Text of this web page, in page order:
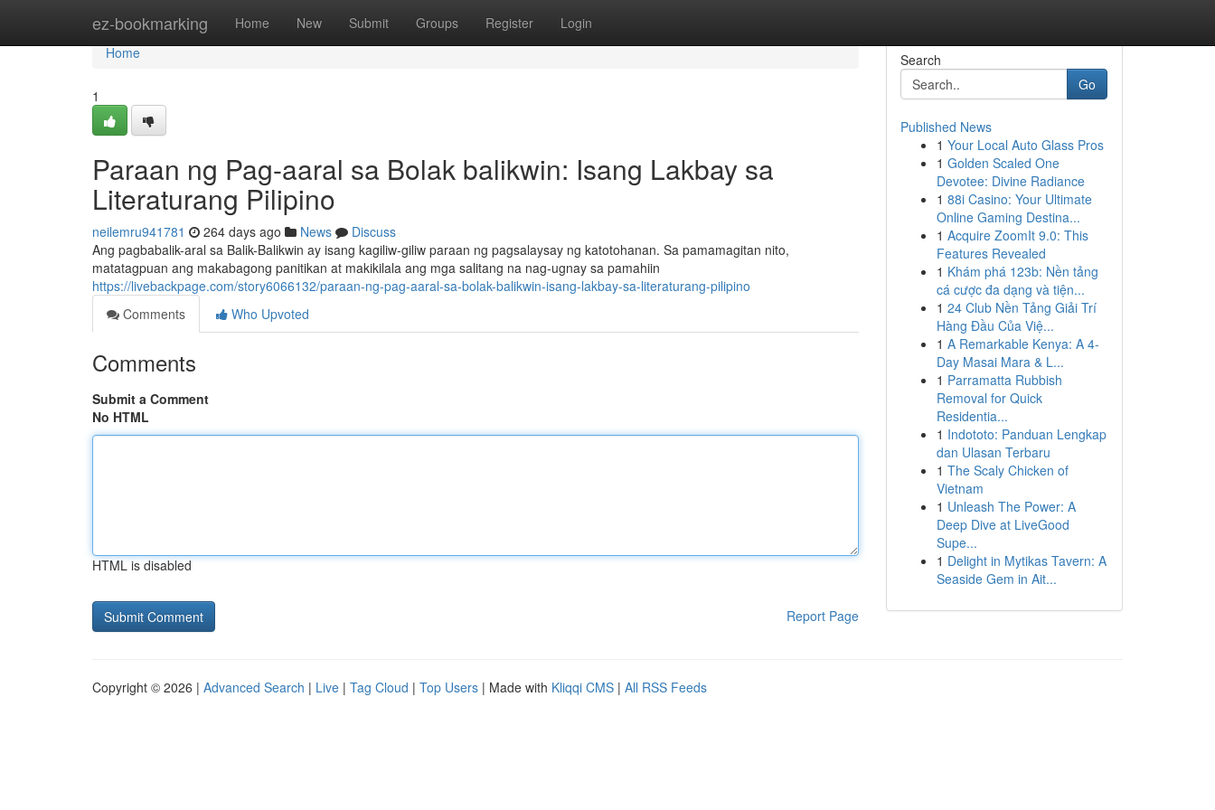
ez-bookmarking Home New Submit Groups Register Login
Home
Home
1
Paraan ng Pag-aaral sa Bolak balikwin: Isang Lakbay sa
Literaturang Pilipino
neilemru941781 264 days ago News
Discuss
Ang pagbabalik-aral sa Balik-Balikwin ay isang kagiliw-giliw paraan ng pagsalaysay ng katotohanan. Sa pamamagitan nito,
matatagpuan ang makabagong panitikan at makikilala ang mga salitang na nag-ugnay sa pamahiin
https://livebackpage.com/story6066132/paraan-ng-pag-aaral-sa-bolak-balikwin-isang-lakbay-sa-literaturang-pilipino
Comments
Who Upvoted
Comments
Submit a Comment
No HTML
HTML is disabled
Report Page
Search
Go
Published News
1 Your Local Auto Glass Pros
1 Golden Scaled One
Devotee: Divine Radiance
1 88i Casino: Your Ultimate
Online Gaming Destina...
1 Acquire ZoomIt 9.0: This
Features Revealed
1 Khám phá 123b: Nền tảng
cá cược đa dạng và tiện...
1 24 Club Nền Tảng Giải Trí
Hàng Đầu Của Việ...
1 A Remarkable Kenya: A 4-
Day Masai Mara & L...
1 Parramatta Rubbish
Removal for Quick
Residentia...
1 Indototo: Panduan Lengkap
dan Ulasan Terbaru
1 The Scaly Chicken of
Vietnam
1 Unleash The Power: A
Deep Dive at LiveGood
Supe...
1 Delight in Mytikas Tavern: A
Seaside Gem in Ait...
Copyright © 2026 | Advanced Search | Live | Tag Cloud | Top Users | Made with Kliqqi CMS | All RSS Feeds